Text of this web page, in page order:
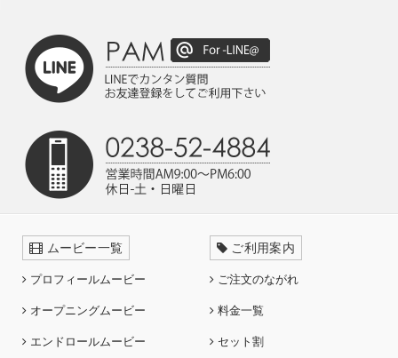
ムービー一覧
プロフィールムービー
オープニングムービー
エンドロールムービー
ご利用案内
ご注文のながれ
料金一覧
セット割